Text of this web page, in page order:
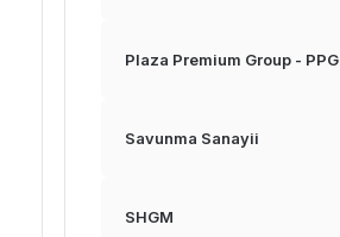
Plaza Premium Group - PPG
Savunma Sanayii
SHGM